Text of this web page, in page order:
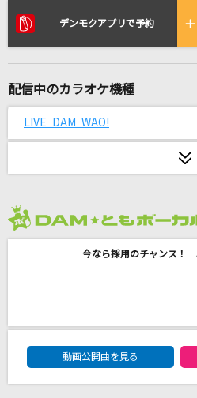
リアルタイムで歌われ
[生音]雨の港
I Wanna Be Your Man [ア
The Beatles
back number
りスタート
デンモクアプリで予約
配信中のカラオケ機種
LIVE DAM WAO!
今なら採用のチャンス！
DAM★ともボーカルエン
動画公開曲を見る